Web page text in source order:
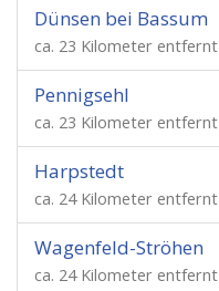
Dünsen bei Bassum
ca. 23 Kilometer entfernt
Pennigsehl
ca. 23 Kilometer entfernt
Harpstedt
ca. 24 Kilometer entfernt
Wagenfeld-Ströhen
ca. 24 Kilometer entfernt